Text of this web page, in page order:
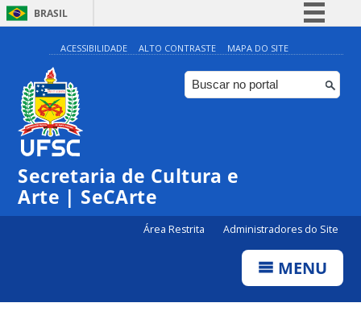
BRASIL
Simplifique!
Comunica BR
Participe
ACESSIBILIDADE ALTO CONTRASTE MAPA DO SITE
Secretaria de Cultura e
Arte | SeCArte
Área Restrita Administradores do Site
MENU